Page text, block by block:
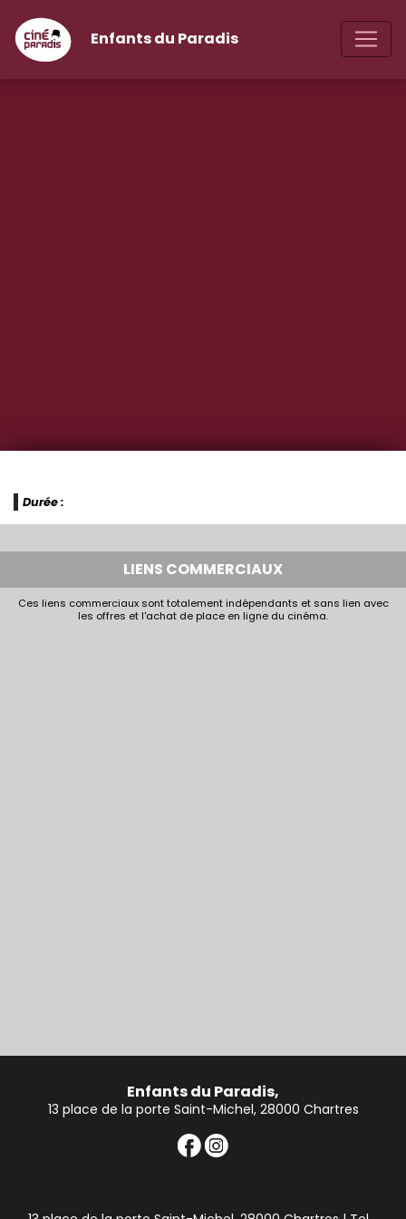
Enfants du Paradis
Durée :
LIENS COMMERCIAUX
Ces liens commerciaux sont totalement indépendants et sans lien avec
les offres et l'achat de place en ligne du cinéma.
Enfants du Paradis,
13 place de la porte Saint-Michel, 28000 Chartres